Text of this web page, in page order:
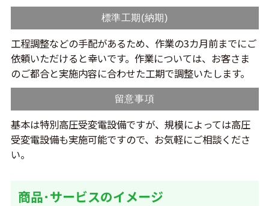
標準工期(納期)
工程調整などの手配があるため、作業の3カ月前までにご
依頼いただけると幸いです。作業については、お客さま
のご都合と実施内容に合わせた工期で調整いたします。
留意事項
基本は特別高圧受変電設備ですが、規模によっては高圧
受変電設備も実施可能ですので、お気軽にご相談くださ
い。
商品･サービスのイメージ